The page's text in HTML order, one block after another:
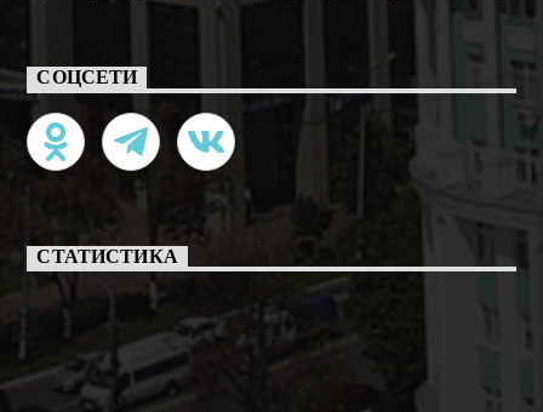
СОЦСЕТИ
СТАТИСТИКА